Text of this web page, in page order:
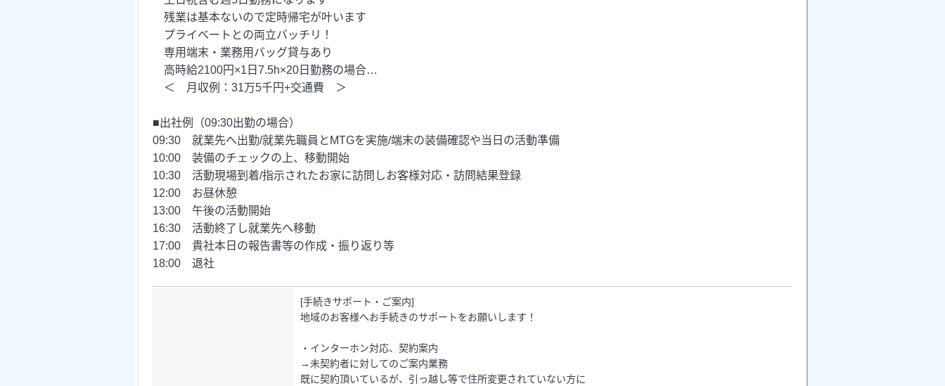
残業は基本ないので定時帰宅が叶います
プライベートとの両立バッチリ！
専用端末・業務用バッグ貸与あり
高時給2100円×1日7.5h×20日勤務の場合…
＜ 月収例：31万5千円+交通費 ＞
■出社例（09:30出勤の場合）
09:30 就業先へ出勤/就業先職員とMTGを実施/端末の装備確認や当日の活動準備
10:00 装備のチェックの上、移動開始
10:30 活動現場到着/指示されたお家に訪問しお客様対応・訪問結果登録
12:00 お昼休憩
13:00 午後の活動開始
16:30 活動終了し就業先へ移動
17:00 貴社本日の報告書等の作成・振り返り等
18:00 退社
[手続きサポート・ご案内]
地域のお客様へお手続きのサポートをお願いします！
・インターホン対応、契約案内
→未契約者に対してのご案内業務
既に契約頂いているが、引っ越し等で住所変更されていない方に